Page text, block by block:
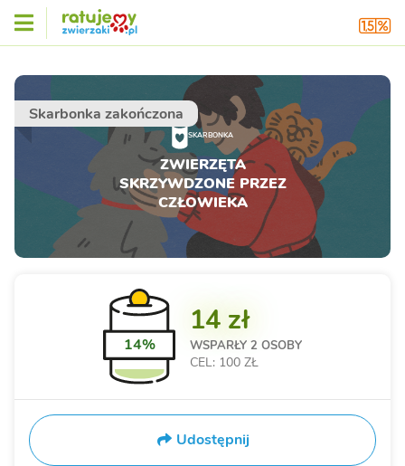
Skarbonka zakończona
SKARBONKA
ZWIERZĘTA
SKRZYWDZONE PRZEZ
CZŁOWIEKA
14%
14 zł
WSPARŁY 2 OSOBY
CEL: 100 ZŁ
Udostępnij